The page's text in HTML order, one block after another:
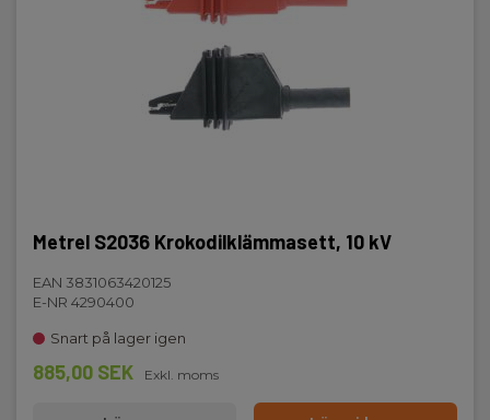
Metrel S2036 Krokodilklämmasett, 10 kV
EAN 3831063420125
E-NR 4290400
Snart på lager igen
885,00 SEK Exkl. moms